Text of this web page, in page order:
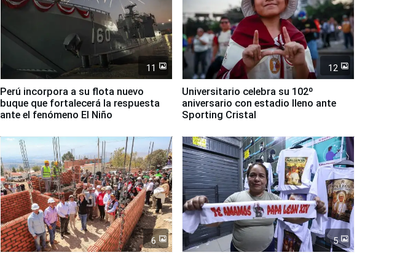
11
Perú incorpora a su flota nuevo
buque que fortalecerá la respuesta
ante el fenómeno El Niño
12
Universitario celebra su 102º
aniversario con estadio lleno ante
Sporting Cristal
6 5